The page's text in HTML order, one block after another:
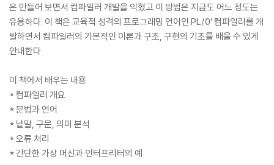
은 만들어 보면서 컴파일러 개발을 익혔고 이 방법은 지금도 어느 정도는
유용하다. 이 책은 교육적 성격의 프로그래밍 언어인 PL/0′ 컴파일러를 개
발하면서 컴파일러의 기본적인 이론과 구조, 구현의 기초를 배울 수 있게
안내한다.
이 책에서 배우는 내용
* 컴파일러 개요
* 문법과 언어
* 낱말, 구문, 의미 분석
* 오류 처리
* 간단한 가상 머신과 인터프리터의 예